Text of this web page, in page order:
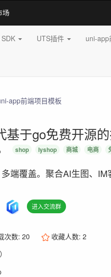
UTS插件 uni-
app前端项目模板
基于go免费开源
shop lyshop 商城 电商
端覆盖。聚合AI生图、
进入交流群
次数: 20 收藏人数:2